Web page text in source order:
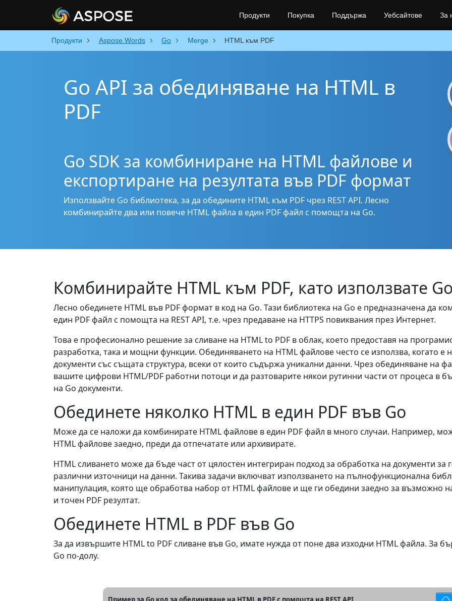
Продукти Aspose.Words Go Merge HTML към PDF
Go API за обединяване на HTML в
PDF
Go SDK за комбиниране на HTML файлове и
експортиране на резултата във PDF формат
Използвайте Go библиотека, за да обедините HTML към PDF чрез REST API. Лесно
комбинирайте два или повече HTML файла в един PDF файл с помощта на Go.
Комбинирайте HTML към PDF, като използвате Go
Лесно обединете HTML във PDF формат в код на Go. Тази библиотека на Go е предназначена да
един PDF файл с помощта на REST API, т.е. чрез предаване на HTTPS повиквания през Интернет.
Това е професионално решение за сливане на HTML to PDF в облак, което предоставя на
разработка, така и мощни функции. Обединяването на HTML файлове често се използва, когато е
документи със същата структура, всеки от които съдържа уникални данни. Чрез обединяване на
вашите цифрови HTML/PDF работни потоци и да разтоварите някои рутинни части от процеса в
на Go документи.
Обединете няколко HTML в един PDF във Go
Може да се наложи да комбинирате HTML файлове в един PDF файл в много случаи. Например,
HTML файлове заедно, преди да отпечатате или архивирате.
HTML сливането може да бъде част от цялостен интегриран подход за обработка на документи за
различни източници на данни. Такива задачи включват използването на пълнофункционална
манипулация, която ще обработва набор от HTML файлове и ще ги обедини заедно за възможно
и точен PDF резултат.
Обединете HTML в PDF във Go
За да извършите HTML to PDF сливане във Go, имате нужда от поне два изходни HTML файла. За
Go по-долу.
Продукти Покупка Поддържа Уебсайтове За